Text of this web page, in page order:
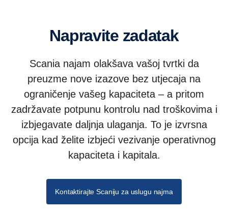
Napravite zadatak
Scania najam olakšava vašoj tvrtki da
preuzme nove izazove bez utjecaja na
ograničenje vašeg kapaciteta – a pritom
zadržavate potpunu kontrolu nad troškovima i
izbjegavate daljnja ulaganja. To je izvrsna
opcija kad želite izbjeći vezivanje operativnog
kapaciteta i kapitala.
Kontaktirajte Scaniju za uslugu najma